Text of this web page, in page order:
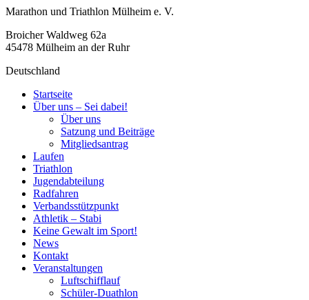
Marathon und Triathlon Mülheim e. V.
Broicher Waldweg 62a
45478 Mülheim an der Ruhr
Deutschland
Startseite
Über uns – Sei dabei!
Über uns
Satzung und Beiträge
Mitgliedsantrag
Laufen
Triathlon
Jugendabteilung
Radfahren
Verbandsstützpunkt
Athletik – Stabi
Keine Gewalt im Sport!
News
Kontakt
Veranstaltungen
Luftschifflauf
Schüler-Duathlon